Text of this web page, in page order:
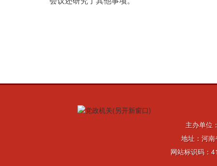
主办单位
地址：河
网站标识码